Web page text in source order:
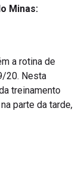
Minas:
a rotina de
20. Nesta
treinamento
parte da tarde,